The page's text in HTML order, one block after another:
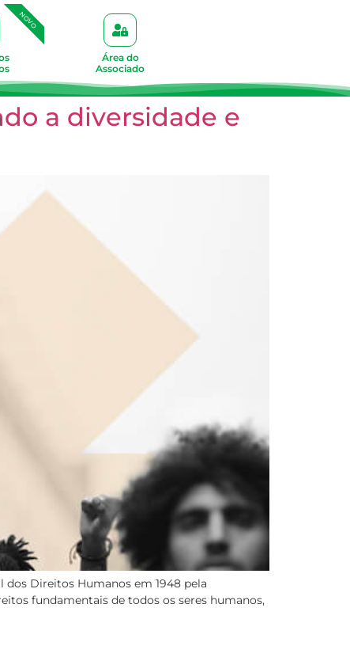
NOVO
Área do
Associado
a diversidade e
dos Direitos Humanos em 1948 pela
fundamentais de todos os seres humanos,